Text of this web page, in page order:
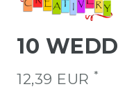
10
12,39 EUR *